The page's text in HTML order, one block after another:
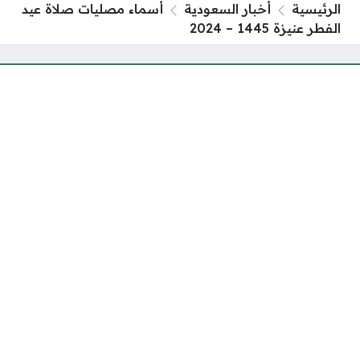
الرئيسية أخبار السعودية
أسماء مصليات صلاة عيد
الفطر عنيزة 1445 – 2024